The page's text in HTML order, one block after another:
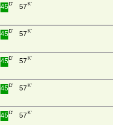
45D' 57 K'
45D' 57 K'
45D' 57 K'
45D' 57 K'
45D' 57 K'